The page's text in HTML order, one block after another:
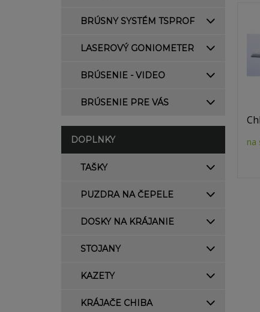
BRÚSNY SYSTÉM TSPROF
LASEROVÝ GONIOMETER
BRÚSENIE - VIDEO
BRÚSENIE PRE VÁS
DOPLNKY
TAŠKY
PUZDRA NA ČEPELE
DOSKY NA KRÁJANIE
STOJANY
KAZETY
KRÁJAČE CHIBA
na